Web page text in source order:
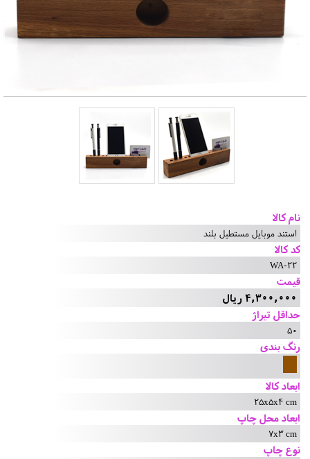
نام کالا
استند موبایل مستطیل بلند
کد کالا
WA-22
قیمت
4,300,000 ریال
حداقل تیراژ
50
رنگ بندی
ابعاد کالا
25x5x4 cm
ابعاد محل چاپ
7x3 cm
نوع چاپ